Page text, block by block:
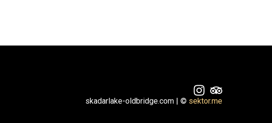
skadarlake-oldbridge.com | © sektor.me